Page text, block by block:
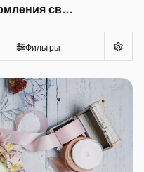
Фото По Запросу Идеи оформления свадьбы
Фильтры